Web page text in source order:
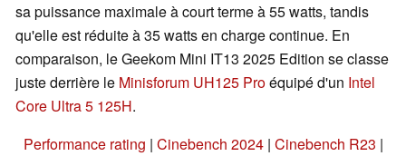
sa puissance maximale à court terme à 55 watts, tandis
qu'elle est réduite à 35 watts en charge continue. En
comparaison, le Geekom Mini IT13 2025 Edition se classe
juste derrière le Minisforum UH125 Proéquipé d'un Intel
Core Ultra 5 125H.
Performance rating | Cinebench 2024| Cinebench R23 |